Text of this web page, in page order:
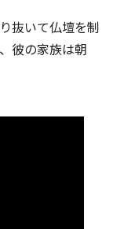
抜いて仏壇を制
彼の家族は朝